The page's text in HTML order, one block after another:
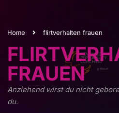
Home flirtverhalten frauen
FRAUEN
Anziehend wirst du nicht
du.